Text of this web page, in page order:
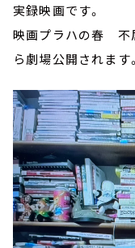
実録映画です。
映画プラハの春 不
ら劇場公開されます